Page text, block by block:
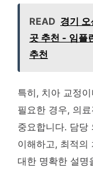
READ 경기
곳 추천 - 임플
추천
특히, 치아 교정
필요한 경우, 의
중요합니다. 담당
이해하고, 최적의
대한 명확한 설명